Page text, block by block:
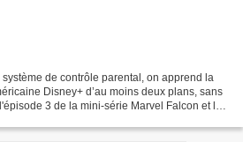
de contrôle parental, on apprend la
Disney+ d’au moins deux plans, sans
3 de la mini-série Marvel Falcon et le